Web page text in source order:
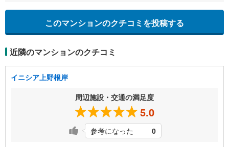
このマンションのクチコミを投稿する
近隣のマンションのクチコミ
イニシア上野根岸
周辺施設・交通の満足度
5.0
参考になった 0